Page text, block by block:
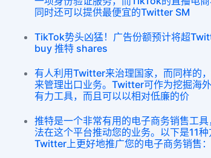
同时还可以提供最便宜的Twitter SM
TikTok势头凶猛！广告份额预计将超
buy 推特 shares
有人利用Twitter来治理国家，而同样的
来管理出口业务。Twitter可作为挖掘海
有力工具，而且可以以相对低廉的价
推特是一个非常有用的电子商务销售工
法在这个平台推动您的业务。以下是11
Twitter上更好地推广您的电子商务销售：